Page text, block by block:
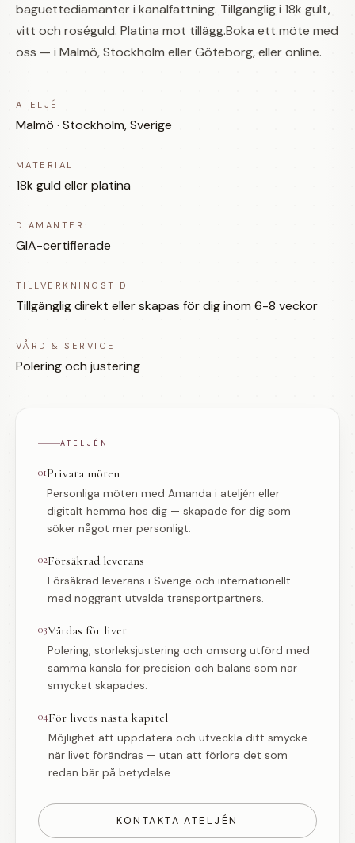
baguettediamanter i kanalfattning. Tillgänglig i 18k gult,
vitt och roséguld. Platina mot tillägg.Boka ett möte med
oss — i Malmö, Stockholm eller Göteborg, eller online.
ATELJÉ
Malmö · Stockholm, Sverige
MATERIAL
18k guld eller platina
DIAMANTER
GIA-certifierade
TILLVERKNINGSTID
Tillgänglig direkt eller skapas för dig inom 6-8 veckor
VÅRD & SERVICE
Polering och justering
ATELJÉN
01Privata möten
Personliga möten med Amanda i ateljén eller
digitalt hemma hos dig — skapade för dig som
söker något mer personligt.
02Försäkrad leverans
Försäkrad leverans i Sverige och internationellt
med noggrant utvalda transportpartners.
03Vårdas för livet
Polering, storleksjustering och omsorg utförd med
samma känsla för precision och balans som när
smycket skapades.
04För livets nästa kapitel
Möjlighet att uppdatera och utveckla ditt smycke
när livet förändras — utan att förlora det som
redan bär på betydelse.
KONTAKTA ATELJÉN